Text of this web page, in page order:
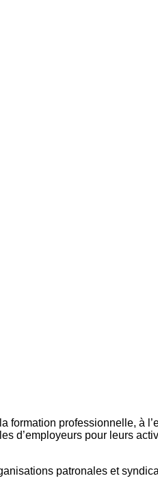
professionnelle, à
d’employeurs pour leurs
patronales et